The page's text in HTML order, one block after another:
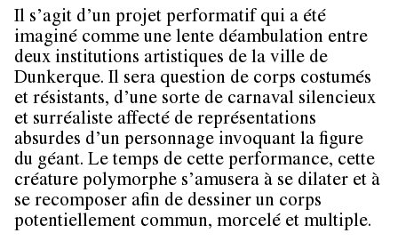
Il s’agit d’un projet performatif qui a été
imaginé comme une lente déambulation entre
deux institutions artistiques de la ville de
Dunkerque. Il sera question de corps costumés
et résistants, d’une sorte de carnaval silencieux
et surréaliste affecté de représentations
absurdes d’un personnage invoquant la figure
du géant. Le temps de cette performance, cette
créature polymorphe s’amusera à se dilater et à
se recomposer afin de dessiner un corps
potentiellement commun, morcelé et multiple.